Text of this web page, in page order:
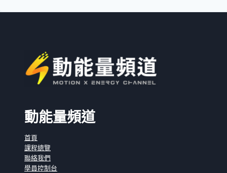
動能量頻道
首頁
課程總覽
聯絡我們
學員控制台